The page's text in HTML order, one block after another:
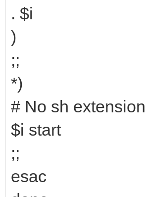
. $i
)
;;
*)
# No sh
$i start
;;
esac